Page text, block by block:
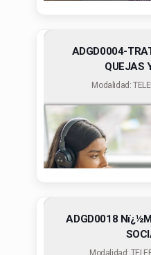
ADGD0004-
QUEJAS
Modalidad:
ADGD0018
Modalidad: